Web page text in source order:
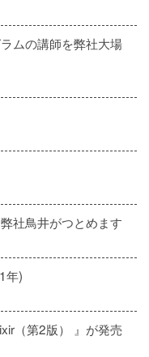
ムの講師を弊社大場
社鳥井がつとめます
年)
（第2版） 』が発売